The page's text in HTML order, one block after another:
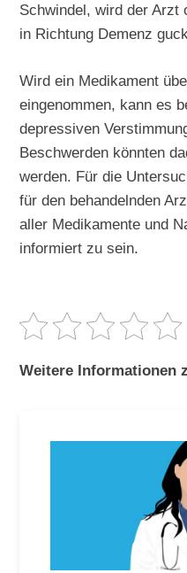
Schwindel, wird der Arzt
in Richtung Demenz
Wird ein Medikament
eingenommen, kann es
depressiven
Beschwerden könnten
werden. Für die
für den behandelnden
aller Medikamente und
informiert zu sein.
Weitere Informationen